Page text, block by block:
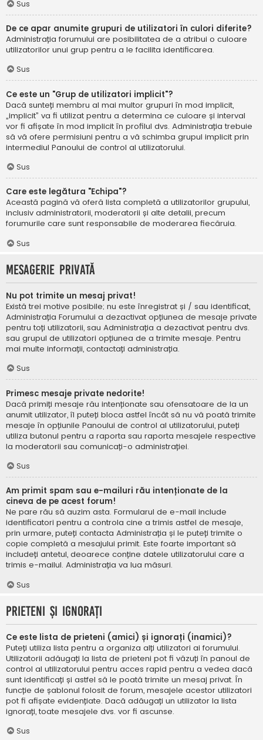
Sus
De ce apar anumite grupuri de utilizatori în culori diferite?
Administrația forumului are posibilitatea de a atribui o culoare
utilizatorilor unui grup pentru a le facilita identificarea.
Sus
Ce este un "Grup de utilizatori implicit"?
Dacă sunteți membru al mai multor grupuri în mod implicit,
„implicit” va fi utilizat pentru a determina ce culoare și interval
vor fi afișate în mod implicit în profilul dvs. Administrația trebuie
să vă ofere permisiuni pentru a vă schimba grupul implicit prin
intermediul Panoului de control al utilizatorului.
Sus
Care este legătura "Echipa"?
Această pagină vă oferă lista completă a utilizatorilor grupului,
inclusiv administratorii, moderatorii și alte detalii, precum
forumurile care sunt responsabile de moderarea fiecăruia.
Sus
Mesagerie privată
Nu pot trimite un mesaj privat!
Există trei motive posibile; nu este înregistrat și / sau identificat,
Administrația Forumului a dezactivat opțiunea de mesaje private
pentru toți utilizatorii, sau Administrația a dezactivat pentru dvs.
sau grupul de utilizatori opțiunea de a trimite mesaje. Pentru
mai multe informații, contactați administrația.
Sus
Primesc mesaje private nedorite!
Dacă primiți mesaje rău intenționate sau ofensatoare de la un
anumit utilizator, îl puteți bloca astfel încât să nu vă poată trimite
mesaje în opțiunile Panoului de control al utilizatorului, puteți
utiliza butonul pentru a raporta sau raporta mesajele respective
la moderatorii sau comunicați-o administrației.
Sus
Am primit spam sau e-mailuri rău intenționate de la
cineva de pe acest forum!
Ne pare rău să auzim asta. Formularul de e-mail include
identificatori pentru a controla cine a trimis astfel de mesaje,
prin urmare, puteți contacta Administrația și le puteți trimite o
copie completă a mesajului primit. Este foarte important să
includeți antetul, deoarece conține datele utilizatorului care a
trimis e-mailul. Administrația va lua măsuri.
Sus
Prieteni și ignorați
Ce este lista de prieteni (amici) și ignorați (inamici)?
Puteți utiliza lista pentru a organiza alți utilizatori ai forumului.
Utilizatorii adăugați la lista de prieteni pot fi văzuți în panoul de
control al utilizatorului pentru acces rapid pentru a vedea dacă
sunt identificați și astfel să le poată trimite un mesaj privat. În
funcție de șablonul folosit de forum, mesajele acestor utilizatori
pot fi afișate evidențiate. Dacă adăugați un utilizator la lista
ignorați, toate mesajele dvs. vor fi ascunse.
Sus